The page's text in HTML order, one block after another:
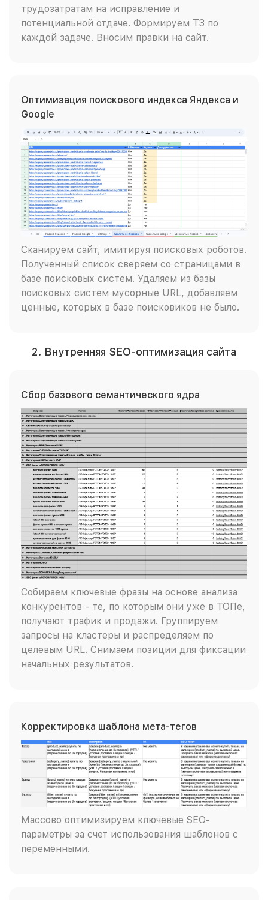
трудозатратам на исправление и
потенциальной отдаче. Формируем ТЗ по
каждой задаче. Вносим правки на сайт.
Оптимизация поискового индекса Яндекса и
Google
Сканируем сайт, имитируя поисковых роботов.
Полученный список сверяем со страницами в
базе поисковых систем. Удаляем из базы
поисковых систем мусорные URL, добавляем
ценные, которых в базе поисковиков не было.
2. Внутренняя SEO-оптимизация сайта
Сбор базового семантического ядра
Собираем ключевые фразы на основе анализа
конкурентов - те, по которым они уже в ТОПе,
получают трафик и продажи. Группируем
запросы на кластеры и распределяем по
целевым URL. Снимаем позиции для фиксации
начальных результатов.
Корректировка шаблона мета-тегов
Массово оптимизируем ключевые SEO-
параметры за счет использования шаблонов с
переменными.